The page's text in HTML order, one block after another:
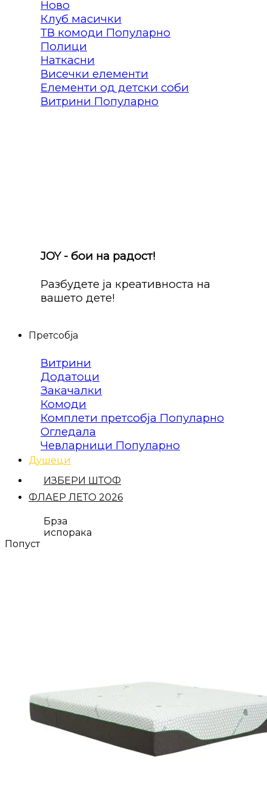
Клуб масички
ТВ комоди
Полици
Наткасни
Висечки елементи
Елементи од детски соби
Витрини
JOY - бои на радост!
Разбудете ја креативноста на
вашето дете!
Претсобја
Витрини
Додатоци
Закачалки
Комоди
Комплети претсобја
Огледала
Чевларници
Душеци
ИЗБЕРИ ШТОФ
ФЛАЕР ЛЕТО 2026
Брза
испорака
Попуст